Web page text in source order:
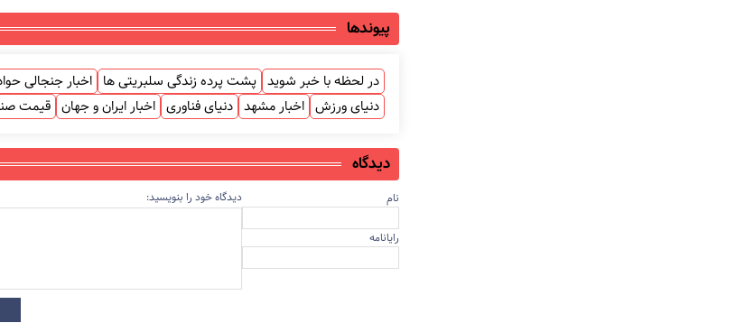
پیوندها
در لحظه با خبر شوید پشت پرده زندگی سلبریتی ها اخبار جنجالی
دنیای ورزش اخبار مشهد دنیای فناوری اخبار ایران و جهان قیمت
دیدگاه
نام
رایانامه
دیدگاه خود را بنویسید: